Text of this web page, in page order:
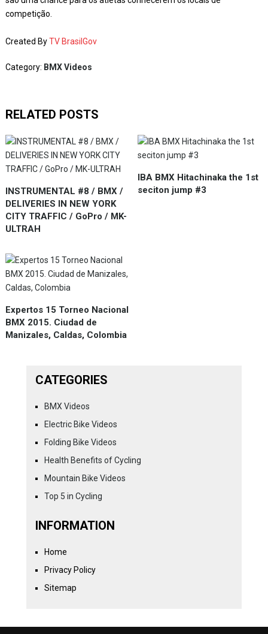
competição.
Created ByTV BrasilGov
Category: BMX Videos
RELATED POSTS
INSTRUMENTAL #8 / BMX /
DELIVERIES IN NEW YORK
CITY TRAFFIC / GoPro / MK-
ULTRAH
IBA BMX Hitachinaka the 1st
seciton jump #3
Expertos 15 Torneo Nacional
BMX 2015. Ciudad de
Manizales, Caldas, Colombia
CATEGORIES
BMX Videos
Electric Bike Videos
Folding Bike Videos
Health Benefits of Cycling
Mountain Bike Videos
Top 5 in Cycling
INFORMATION
Home
Privacy Policy
Sitemap